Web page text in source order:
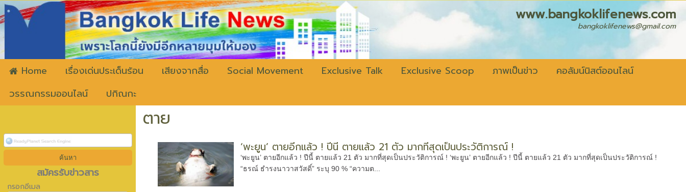
www.bangkoklifenews.com
bangkoklifenews@gmail.com
Home เรื่องเด่นประเด็นร้อน เสียงจากสื่อ Social Movement Exclusive Talk Exclusive Scoop ภาพเป็นข่าว
คอลัมน์นิสต์ออนไลน์
วรรณกรรมออนไลน์
ปกิณกะ
สมัครรับข่าวสาร
กรอกอีเมล
ตาย
‘พะยูน’ ตายอีกแล้ว ! ปีนี้ ตายแล้ว 21 ตัว มากที่สุดเป็นประวัติการณ์ !
‘พะยูน’ ตายอีกแล้ว ! ปีนี้ ตายแล้ว 21 ตัว มากที่สุดเป็นประวัติการณ์ ! ‘พะยูน’ ตายอีกแล้ว ! ปีนี้ ตายแล้ว 21 ตัว มากที่สุดเป็นประวัติการณ์ !
“ธรณ์ ธำรงนาวาสวัสดิ์” ระบุ 90 % “ความต...